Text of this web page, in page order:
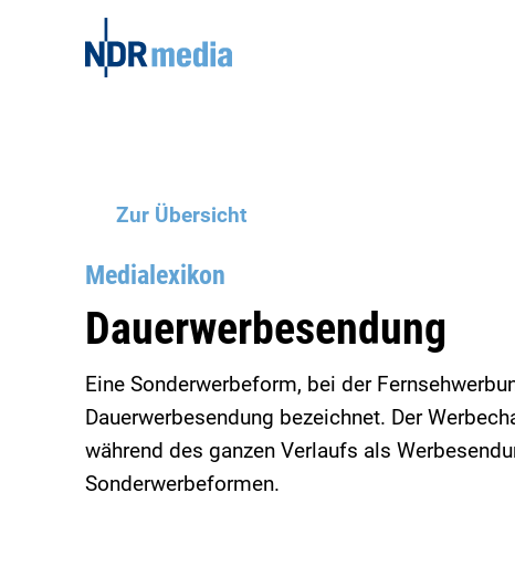
Zur Übersicht
Medialexikon
Dauerwerbesendung
Eine Sonderwerbeform, bei der
Dauerwerbesendung bezeichnet. Der
während des ganzen Verlaufs als
Sonderwerbeformen.